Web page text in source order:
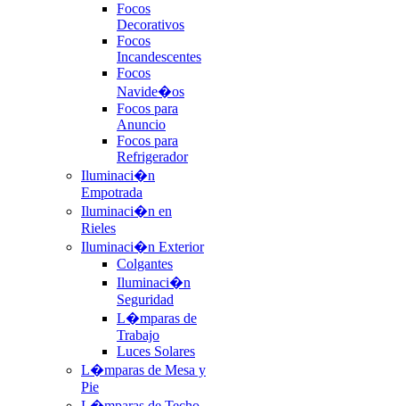
Focos
Decorativos
Focos
Incandescentes
Focos
Navide�os
Focos para
Anuncio
Focos para
Refrigerador
Iluminaci�n
Empotrada
Iluminaci�n en
Rieles
Iluminaci�n Exterior
Colgantes
Iluminaci�n
Seguridad
L�mparas de
Trabajo
Luces Solares
L�mparas de Mesa y
Pie